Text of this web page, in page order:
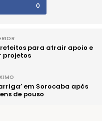
0
para atrair apoio e
projetos
em Sorocaba após
de pouso